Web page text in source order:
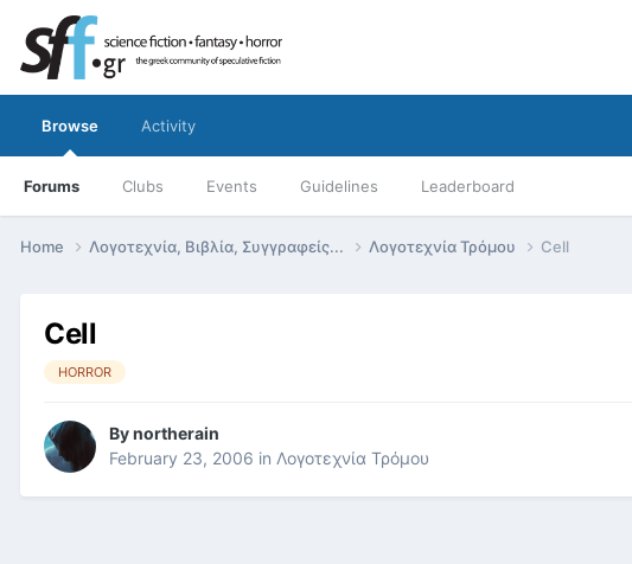
Browse
Forums Clubs Events Guidelines Leaderboard
Activity
Home Λογοτεχνία, Βιβλία, Συγγραφείς... Λογοτεχνία Τρόμου Cell
Cell
HORROR
Bynortherain
February 23, 2006 in Λογοτεχνία Τρόμου